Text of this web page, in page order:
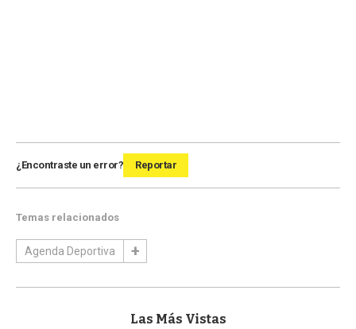
¿Encontraste un error? Reportar
Temas relacionados
Agenda Deportiva
Las Más Vistas